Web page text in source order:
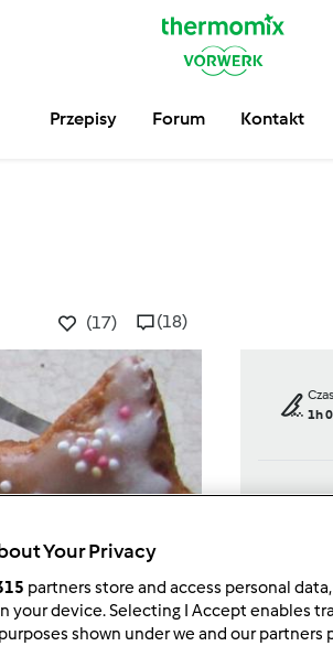
Przepisy Forum Kontakt
(17) (18)
1h
0
Your Privacy
partners store and access personal
your device. Selecting I Accept enables
shown under we and our partners